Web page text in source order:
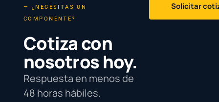
— ¿NECESITAS UN
COMPONENTE?
Cotiza con
nosotros hoy.
Respuesta en menos de
48 horas hábiles.
Solicitar